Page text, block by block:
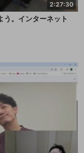
2:27:30
う。インターネット